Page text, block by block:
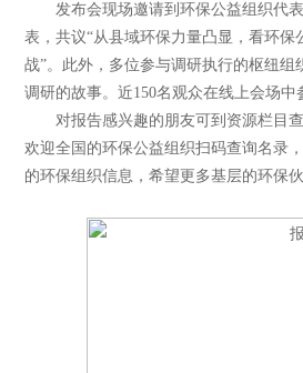
发布会现场邀请到环保公益组织代
表，共议“从县域环保力量凸显，看环保
战”。此外，多位参与调研执行的枢纽组
调研的故事。近150名观众在线上会场中
对报告感兴趣的朋友可到资源栏目
欢迎全国的环保公益组织扫码查询名录
的环保组织信息，希望更多基层的环保